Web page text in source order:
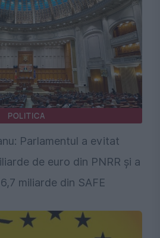
POLITICA
Parlamentul a evitat
de euro din PNRR și a
miliarde din SAFE